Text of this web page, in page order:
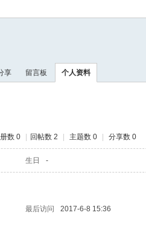
索
享 留言板 个人资料
数 0 回帖数 2 主题数 0 分享数 0
生日 -
最后访问 2017-6-8 15:36